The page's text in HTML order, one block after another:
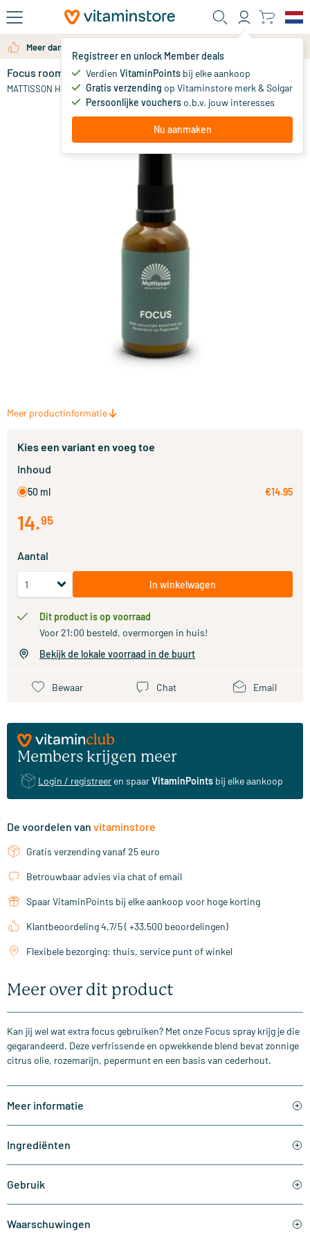
Ga naar de hoofdinhoud
Registreer en unlock Member deals
Verdien VitaminPoints bij elke aankoop
Gratis verzending op Vitaminstore merk & Solgar
Persoonlijke voucherso.b.v. jouw interesses
Nu aanmaken
Meer dan 325.000 tevreden klanten per jaar
Focus roomspray
MATTISSON HEALTHSTYLE 14.
Meer productinformatie
Kies een variant en voeg toe
Inhoud
50 ml €14.95
14.95
Aantal
In winkelwagen
Dit product is op voorraad
Voor 21:00 besteld, overmorgen in huis!
Bekijk de lokale voorraad in de buurt
Bewaar Chat Email
Members krijgen meer
Login / registreer en spaarVitaminPoints bij elke aankoop
De voordelen van vitaminstore
Gratis verzending vanaf 25 euro
Betrouwbaar advies via chat of email
Spaar VitaminPoints bij elke aankoop voor hoge korting
Klantbeoordeling 4,7/5 ( +33.500 beoordelingen)
Flexibele bezorging: thuis, service punt of winkel
Meer over dit product
Kan jij wel wat extra focus gebruiken? Met onze Focus spray krijg je die
gegarandeerd. Deze verfrissende en opwekkende blend bevat zonnige
citrus olie, rozemarijn, pepermunt en een basis van cederhout.
Meer informatie
Ingrediënten
Gebruik
Waarschuwingen